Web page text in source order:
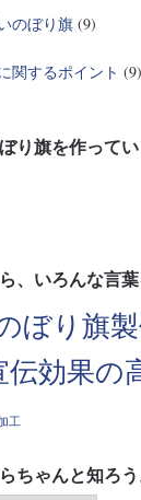
のぼり旗 (9)
関するポイント (9)
り旗を作ってい
、いろんな言葉
ぼり旗
伝効果の
工
ちゃんと知ろう